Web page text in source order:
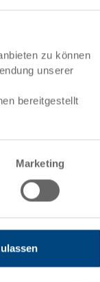
zu können
unserer
bereitgestellt
Marketing